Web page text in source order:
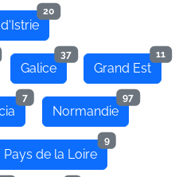
20
Galice
37
Grand Est
11
7
Normandie
97
Pays de la Loire
9